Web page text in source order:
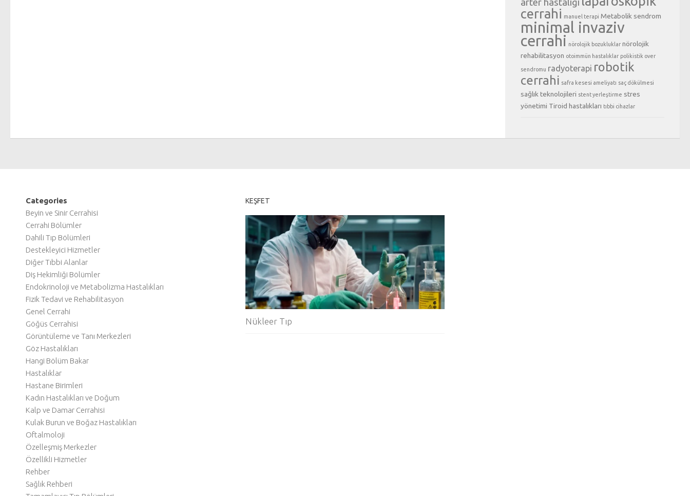
arter hastalığı
cerrahi manuel terapi Metabolik sendrom
minimal invaziv
cerrahi nörolojik bozukluklar nörolojik
rehabilitasyon otoimmün hastalıklar polikistik over
sendromu radyoterapi robotik
cerrahi safra kesesi ameliyatı saç dökülmesi
sağlık teknolojileri stent yerleştirme stres
yönetimi Tiroid hastalıkları tıbbi cihazlar
Categories
Beyin ve Sinir Cerrahisi
Cerrahi Bölümler
Dahili Tıp Bölümleri
Destekleyici Hizmetler
Diğer Tıbbi Alanlar
Diş Hekimliği Bölümler
Endokrinoloji ve Metabolizma Hastalıkları
Fizik Tedavi ve Rehabilitasyon
Genel Cerrahi
Göğüs Cerrahisi
Görüntüleme ve Tanı Merkezleri
Göz Hastalıkları
Hangi Bölüm Bakar
Hastalıklar
Hastane Birimleri
Kadın Hastalıkları ve Doğum
Kalp ve Damar Cerrahisi
Kulak Burun ve Boğaz Hastalıkları
Oftalmoloji
Özelleşmiş Merkezler
Özellikli Hizmetler
Rehber
Sağlık Rehberi
KEŞFET
Nükleer Tıp